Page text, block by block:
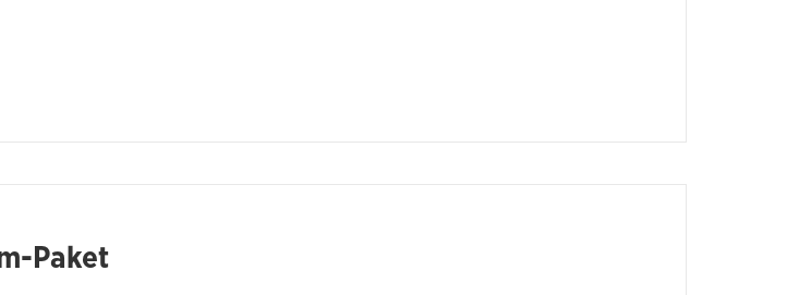
Paket